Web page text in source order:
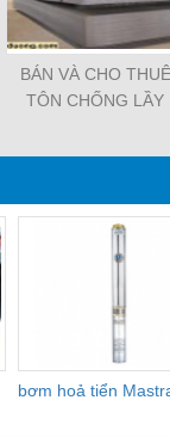
BÁN VÀ CHO THUÊ
TÔN CHỐNG LẦY
bơm hoả tiển